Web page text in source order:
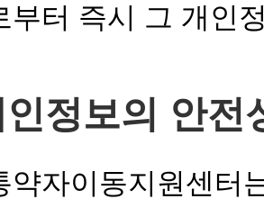
부터 즉시 그 개인
정보의 안전
약자이동지원센터